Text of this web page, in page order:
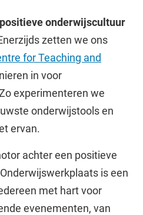
onderwijscultuur
zetten we ons
for Teaching and
in voor
experimenteren we
onderwijstools en
ervan.
achter een positieve
is een
met hart voor
evenementen, van